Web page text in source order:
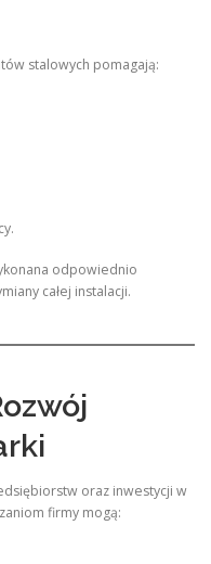
stalowych pomagają:
odpowiednio
całej instalacji.
oraz inwestycji w
firmy mogą: